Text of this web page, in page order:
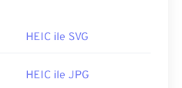
HEIC ile SVG
HEIC ile JPG